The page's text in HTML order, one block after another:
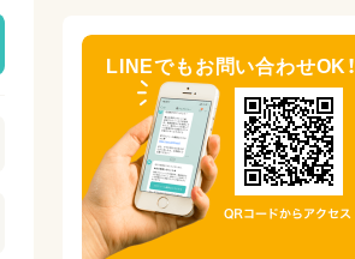
LINEでもお問い合わせOK！